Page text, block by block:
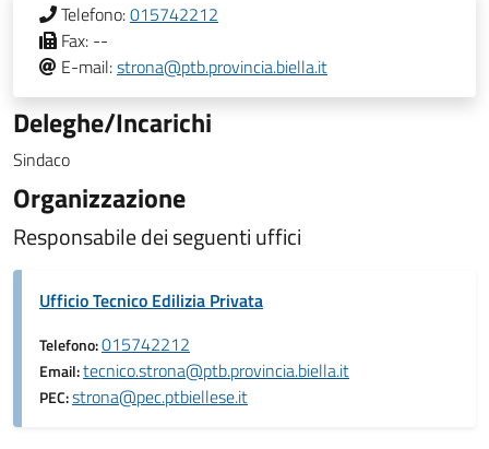
Telefono:015742212
Fax: --
E-mail:strona@ptb.provincia.biella.it
Deleghe/Incarichi
Sindaco
Organizzazione
Responsabile dei seguenti uffici
Ufficio Tecnico Edilizia Privata
Telefono:015742212
Email:tecnico.strona@ptb.provincia.biella.it
PEC:strona@pec.ptbiellese.it